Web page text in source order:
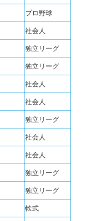
プロ野球
社会人
独立リーグ
独立リーグ
社会人
社会人
独立リーグ
社会人
社会人
独立リーグ
独立リーグ
軟式